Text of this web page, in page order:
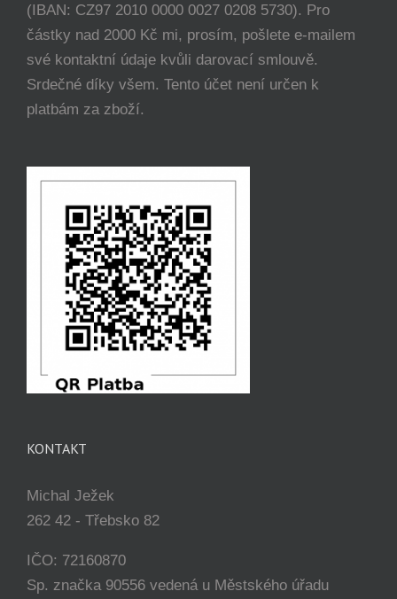
(IBAN: CZ97 2010 0000 0027 0208 5730). Pro
částky nad 2000 Kč mi, prosím, pošlete e-mailem
své kontaktní údaje kvůli darovací smlouvě.
Srdečné díky všem. Tento účet není určen k
platbám za zboží.
KONTAKT
Michal Ježek
262 42 - Třebsko 82
IČO: 72160870
Sp. značka 90556 vedená u Městského úřadu